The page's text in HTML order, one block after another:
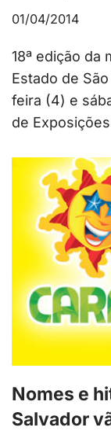
01/04/2014
18ª edição da
Estado de
feira (4) e
de
Nomes e
Salvador